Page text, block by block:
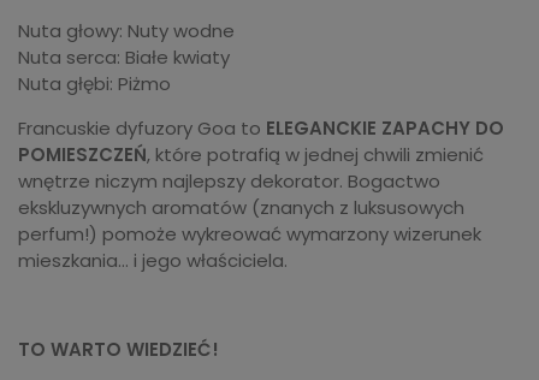
Nuta głowy: Nuty wodne
Nuta serca: Białe kwiaty
Nuta głębi: Piżmo
Francuskie dyfuzory Goa to ELEGANCKIE ZAPACHY DO
POMIESZCZEŃ, które potrafią w jednej chwili zmienić
wnętrze niczym najlepszy dekorator. Bogactwo
ekskluzywnych aromatów (znanych z luksusowych
perfum!) pomoże wykreować wymarzony wizerunek
mieszkania... i jego właściciela.
TO WARTO WIEDZIEĆ!